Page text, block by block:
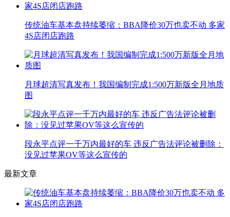
传统油车基本盘持续萎缩：BBA降价30万也卖不动 多家
4S店闭店跑路
月球超清写真发布！我国编制完成1:500万新版全月地质
图
段永平点评一千万内最好的车 违反广告法评论被删除：
没见过苹果OV等这么宣传的
最新文章